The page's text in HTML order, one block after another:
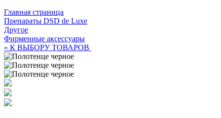
Главная страница
Препараты DSD de Luxe
Другое
Фирменные аксессуары
« К ВЫБОРУ ТОВАРОВ